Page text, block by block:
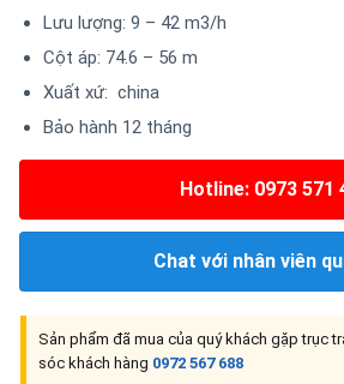
Lưu lượng: 9 – 42 m3/h
Cột áp: 74.6 – 56 m
Xuất xứ: china
Bảo hành 12 tháng
Hotline: 0973 571
Chat với nhân viên
Sản phẩm đã mua của quý khách gặp trục
sóc khách hàng 0972 567 688